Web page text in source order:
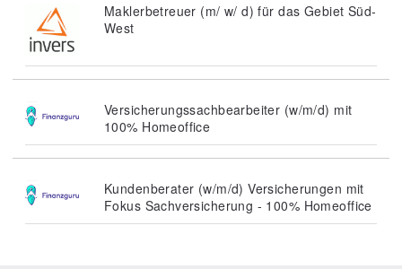
Maklerbetreuer (m/ w/ d) für das Gebiet Süd-
West
Versicherungssachbearbeiter (w/m/d) mit
100% Homeoffice
Kundenberater (w/m/d) Versicherungen mit
Fokus Sachversicherung - 100% Homeoffice